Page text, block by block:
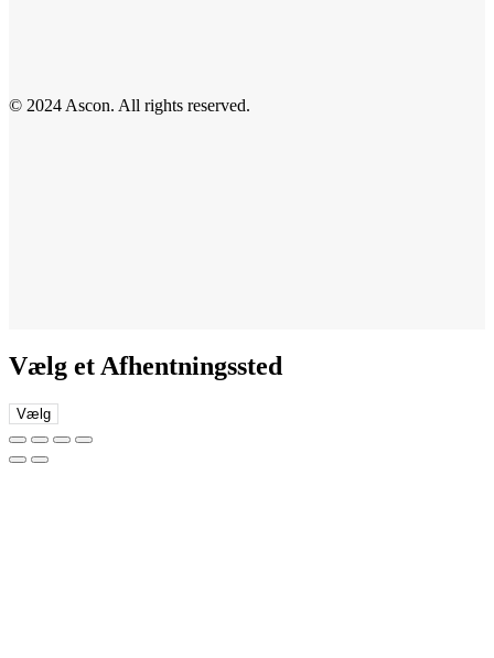
© 2024 Ascon. All rights reserved.
Vælg et Afhentningssted
Vælg